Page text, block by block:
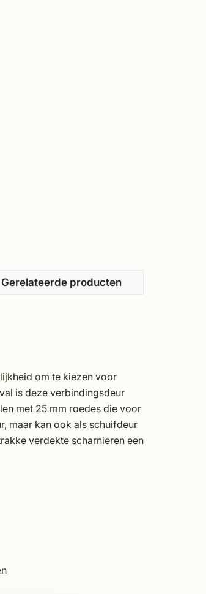
Gerelateerde producten
om te kiezen voor
is deze verbindingsdeur
met 25 mm roedes die voor
maar kan ook als schuifdeur
verdekte scharnieren een